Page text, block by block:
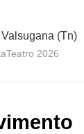
(Tn)
2026